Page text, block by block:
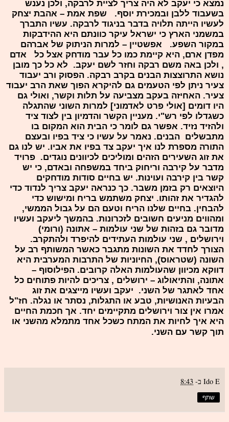
נמצא כי יעקב לא היה צריך לציית לרבקה, ולכן נענש
בשעבוד ללבן ובמכירת יוסף. שפת אמת – אהבת יצחק
לעשיו הייתה תלויה בדבר בניגוד לרבקה. עשיו התברך
במשמני הארץ כי ישראל עיקר כוונתם היא ההידבקות
במקור השפע. אפשטיין – למרות הניתוק של אברהם
מפדן ארם, היא קיימת כמו כל עבר מודחק אצל כל אדם
, ולכן באה משם רבקה וחזר לשם יעקב. לא כל כך מובן
נושא התרוצצות הבנים בקרב רבקה. הפסוק ורב יעבוד
צעיר ניתן לפי הטעמים גם להיקרא הפוך שאת הרב יעבוד
צעיר. האחיזה בעקב מצביעה על תלות וקשר, ואולי גם
היו דומים [אולי פרט לאדמוני] למרות השוני שהתגלה
כשגדלו לפי רש"י. מעניין הקשר והדמיון בין לצוד ציד
ולהזיד נזיד. אפשר גם לומר כי הבית הוא המקום בו
מתבשלים הבנים. נאמר על עשיו כי ציד בפיו ובעצם
התורה מספרת לנו איך יעקב צד בפיו את אביו. יש לנו גם
את זוג השעירים הזהים ומוליכים לכיוונים נוגדים. פרויד
מדבר על קירבה וריחוק ביחד במשפחה ובאדם, כי יש
קשר בין קירבה ועוינות. יש בחיים סודות מודחקים
היוצאים רק בזמן משבר. כך כנראה יעקב צריך לנדוד כדי
להגדיר את זהותו. יצחק משתמש בריח ומישוש כדי
להבחין. בחיים שלנו הריח וטעם הם על גבול הממשי,
ומהווים מניעים חשובים לזכרונות. בהמשך ליעקב ועשיו
מדובר גם בזהות של שני עולמות – אתונה (ורומי)
וירושלים , שני עולמות העתידים להיפרד ולהתקרב.
הצורך לחדד את השונות מתגבר כאשר המשותף רב על
השונה (שטראוס), החיוניות של התרבות המערבית היא
דווקא מכיוון שהעולמות האלה קרובים. הפילוסוף –
אתונה, והתיאולוג – ירושלים , צריכים להיות פתוחים כל
אחד לאתגר של השני. יעקב ועשיו מייצגים את זוג
הבעיות האנושיות, טבע או התגלות, נסתר או נגלה. חז"ל
אמרו אין צור וירושלים מתקיימים יחד. אך חכמת החיים
היא איך לחיות את המתח כשכל אחד מתמלא מהשני או
תוך קשר עם השני.
Ido E ב- 8:43
שתף